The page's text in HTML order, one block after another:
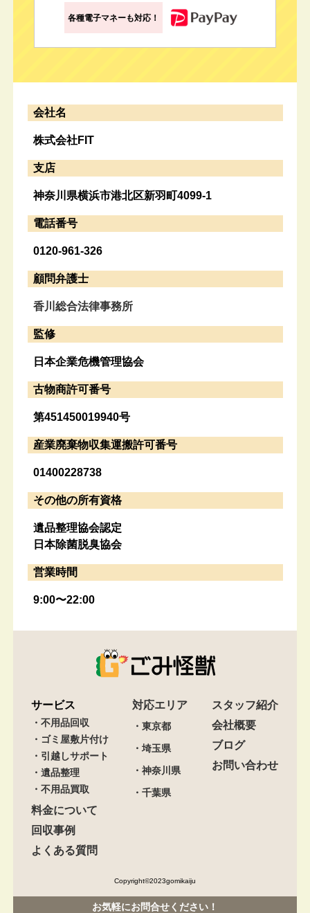
お気軽にお問合せください！
各種電子マネーも対応！
会社名
株式会社FIT
支店
神奈川県横浜市港北区新羽町4099-1
電話番号
0120-961-326
顧問弁護士
香川総合法律事務所
監修
日本企業危機管理協会
古物商許可番号
第451450019940号
産業廃棄物収集運搬許可番号
01400228738
その他の所有資格
遺品整理協会認定
日本除菌脱臭協会
営業時間
9:00〜22:00
サービス
・不用品回収
・ゴミ屋敷片付け
・引越しサポート
・遺品整理
・不用品買取
料金について
回収事例
よくある質問
対応エリア
・東京都
・埼玉県
・神奈川県
・千葉県
スタッフ紹介
会社概要
ブログ
お問い合わせ
Copyright©︎2023gomikaiju